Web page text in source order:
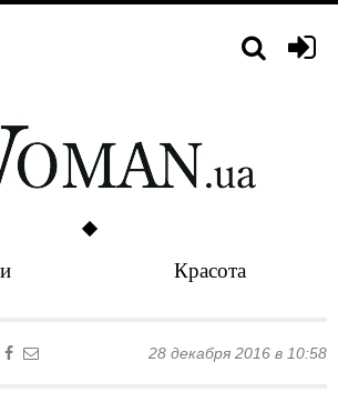
Красота
28 декабря 2016 в 10:58